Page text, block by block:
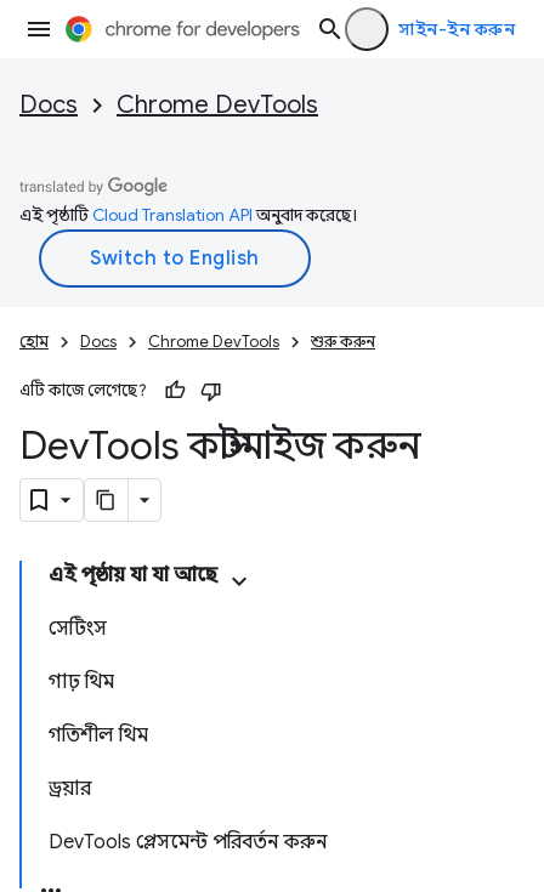
সাইন-ইন করুন
Docs Chrome DevTools
এই পৃষ্ঠাটিCloud Translation APIঅনুবাদ করেছে।
হোম Docs Chrome DevTools শুরু করুন
এটি কাজে লেগেছে?
DevTools কাস্টমাইজ করুন
এই পৃষ্ঠায় যা যা আছে
সেটিংস
গাঢ় থিম
গতিশীল থিম
ড্রয়ার
DevTools প্লেসমেন্ট পরিবর্তন করুন